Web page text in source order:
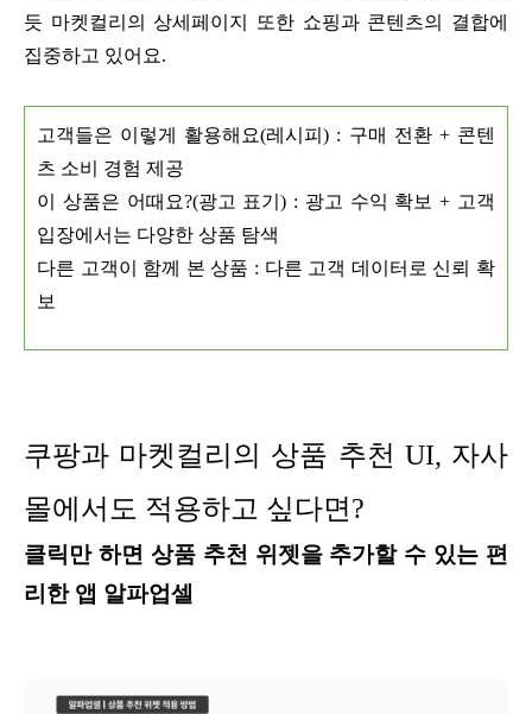
듯 마켓컬리의 상세페이지 또한 쇼핑과 콘텐츠의 결합에
집중하고 있어요.
고객들은 이렇게 활용해요(레시피) : 구매 전환 + 콘텐
츠 소비 경험 제공
이 상품은 어때요?(광고 표기) : 광고 수익 확보 + 고객
입장에서는 다양한 상품 탐색
다른 고객이 함께 본 상품 : 다른 고객 데이터로 신뢰 확
보
쿠팡과 마켓컬리의 상품 추천 UI, 자사
몰에서도 적용하고 싶다면?
클릭만 하면 상품 추천 위젯을 추가할 수 있는 편
리한 앱 알파업셀